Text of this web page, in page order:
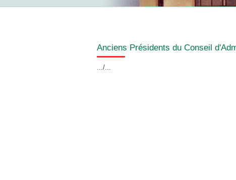
Anciens Présidents du Conseil
.../...